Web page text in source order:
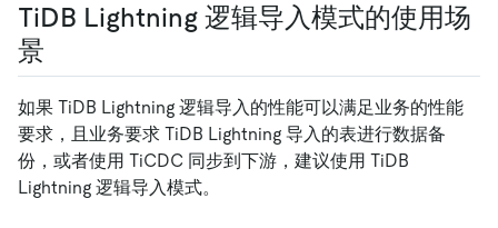
TiDB Lightning 逻辑导入模式的使用场
景
如果 TiDB Lightning 逻辑导入的性能可以满足业务的性能
要求，且业务要求 TiDB Lightning 导入的表进行数据备
份，或者使用 TiCDC 同步到下游，建议使用 TiDB
Lightning 逻辑导入模式。